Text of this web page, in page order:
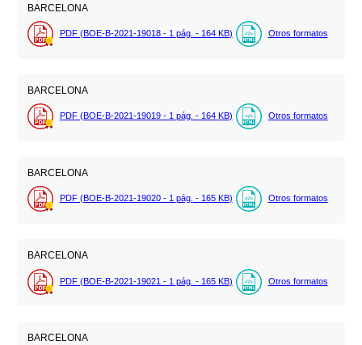
BARCELONA
PDF (BOE-B-2021-19018 - 1 pág. - 164 KB) Otros formatos
BARCELONA
PDF (BOE-B-2021-19019 - 1 pág. - 164 KB) Otros formatos
BARCELONA
PDF (BOE-B-2021-19020 - 1 pág. - 165 KB) Otros formatos
BARCELONA
PDF (BOE-B-2021-19021 - 1 pág. - 165 KB) Otros formatos
BARCELONA